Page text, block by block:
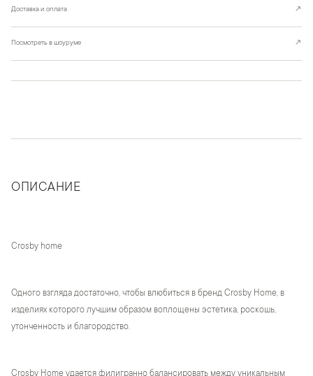
Доставка и оплата ↗
Посмотреть в шоуруме ↗
ОПИСАНИЕ
Crosby home
Одного взгляда достаточно, чтобы влюбиться в бренд Crosby Home, в
изделиях которого лучшим образом воплощены эстетика, роскошь,
утонченность и благородство.
Crosby Home удается филигранно балансировать между уникальным